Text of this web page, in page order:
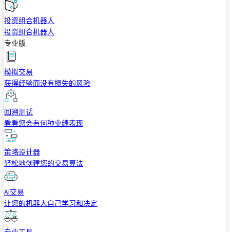
投资组合机器人
投资组合机器人
专业版
模拟交易
获得经验而没有损失的风险
回溯测试
看看您会有何种业绩表现
策略设计器
轻松地创建您的交易算法
AI交易
让您的机器人自己学习和决定